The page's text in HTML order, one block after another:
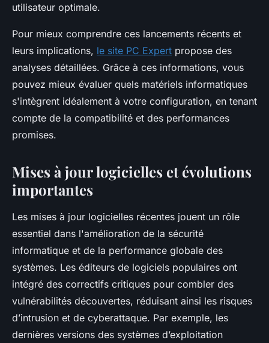
utilisateur optimale.
Pour mieux comprendre ces lancements récents et
leurs implications, le site PC Expert propose des
analyses détaillées. Grâce à ces informations, vous
pouvez mieux évaluer quels matériels informatiques
s'intègrent idéalement à votre configuration, en tenant
compte de la compatibilité et des performances
promises.
Mises à jour logicielles et évolutions
importantes
Les mises à jour logicielles récentes jouent un rôle
essentiel dans l'amélioration de la sécurité
informatique et de la performance globale des
systèmes. Les éditeurs de logiciels populaires ont
intégré des correctifs critiques pour combler des
vulnérabilités découvertes, réduisant ainsi les risques
d’intrusion et de cyberattaque. Par exemple, les
dernières versions des systèmes d’exploitation